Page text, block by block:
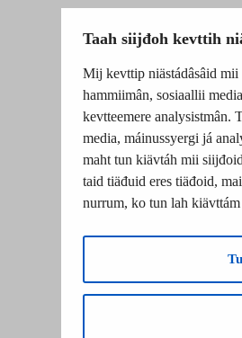
Taah siijđoh kevttih
Mij kevttip niästádâsâid mii
hammiimân, sosiaallii
kevtteemere analysistmân.
media, máinussyergi já
maht tun kiävtáh mii
taid tiäđuid eres tiäđoid,
nurrum, ko tun lah